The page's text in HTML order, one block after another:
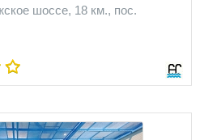
шоссе, 18 км., пос.